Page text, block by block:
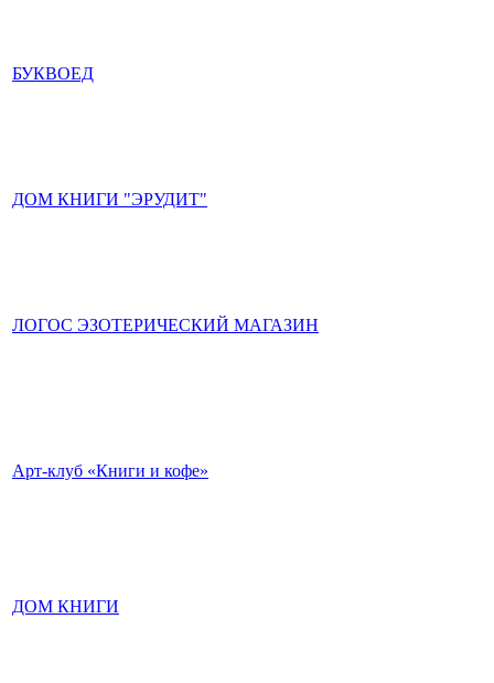
БУКВОЕД
ДОМ КНИГИ "ЭРУДИТ"
ЛОГОС ЭЗОТЕРИЧЕСКИЙ МАГАЗИН
Арт-клуб «Книги и кофе»
ДОМ КНИГИ